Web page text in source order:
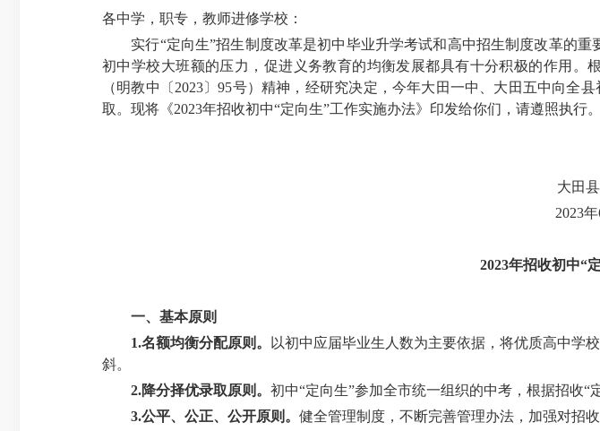
各中学，职专，教师进修学校：
实行“定向生”招生制度改革是初中毕业升学考试和高中招生制度改革的重
初中学校大班额的压力，促进义务教育的均衡发展都具有十分积极的作用。
（明教中〔 2023〕95号）精神，经研究决定，今年大田一中、大田五中向全
取。现将《2023年招收初中“定向生”工作实施办法》印发给你们，请遵照执行。
大田
2023年
2023年招收初中“
一、基本原则
1.名额均衡分配原则。
以初中应届毕业生人数为主要依据，将优质高中学
斜。
2.降分择优录取原则。 初中“定向生”参加全市统一组织的中考，根据招收“
3.公平、公正、公开原则。 健全管理制度，不断完善管理办法，加强对招